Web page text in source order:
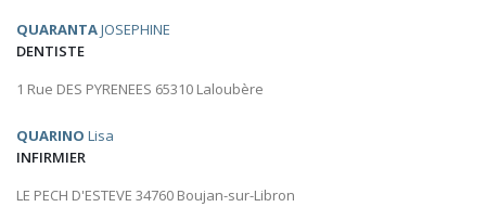
QUARANTAJOSEPHINE
DENTISTE
1 Rue DES PYRENEES 65310 Laloubère
QUARINO Lisa
INFIRMIER
LE PECH D'ESTEVE 34760 Boujan-sur-Libron